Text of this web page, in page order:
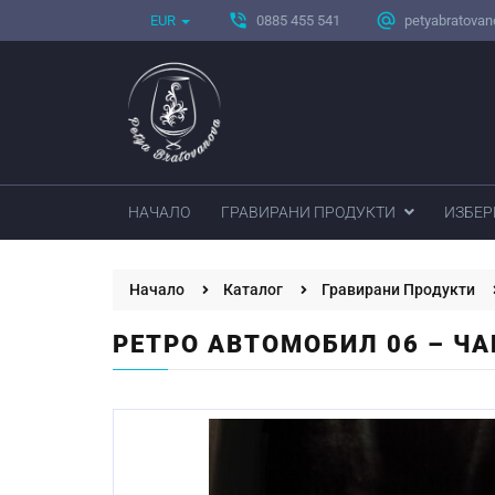
EUR phone_in_talk 0885 455 541 alternate_email
НАЧАЛО ГРАВИРАНИ ПРОДУКТИ
Начало Каталог Гравирани Продукти
РЕТРО АВТОМОБИЛ 06 –